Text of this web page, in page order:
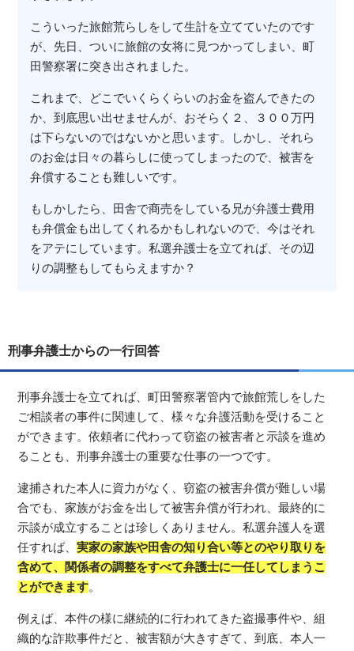
こういった旅館荒らしをして生計を立てていたのです
が、先日、ついに旅館の女将に見つかってしまい、町
田警察署に突き出されました。
これまで、どこでいくらくらいのお金を盗んできたの
か、到底思い出せませんが、おそらく２、３００万円
は下らないのではないかと思います。しかし、それら
のお金は日々の暮らしに使ってしまったので、被害を
弁償することも難しいです。
もしかしたら、田舎で商売をしている兄が弁護士費用
も弁償金も出してくれるかもしれないので、今はそれ
をアテにしています。私選弁護士を立てれば、その辺
りの調整もしてもらえますか？
刑事弁護士からの一行回答
刑事弁護士を立てれば、町田警察署管内で旅館荒しをした
ご相談者の事件に関連して、様々な弁護活動を受けること
ができます。依頼者に代わって窃盗の被害者と示談を進め
ることも、刑事弁護士の重要な仕事の一つです。
逮捕された本人に資力がなく、窃盗の被害弁償が難しい場
合でも、家族がお金を出して被害弁償が行われ、最終的に
示談が成立することは珍しくありません。私選弁護人を選
任すれば、実家の家族や田舎の知り合い等とのやり取りを
含めて、関係者の調整をすべて弁護士に一任してしまうこ
とができます。
例えば、本件の様に継続的に行われてきた盗撮事件や、組
織的な詐欺事件だと、被害額が大きすぎて、到底、本人一